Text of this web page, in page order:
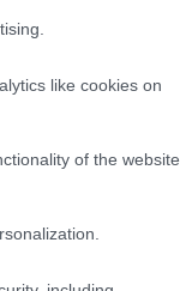
like cookies on
of the website
Válasz erre
07:33:19